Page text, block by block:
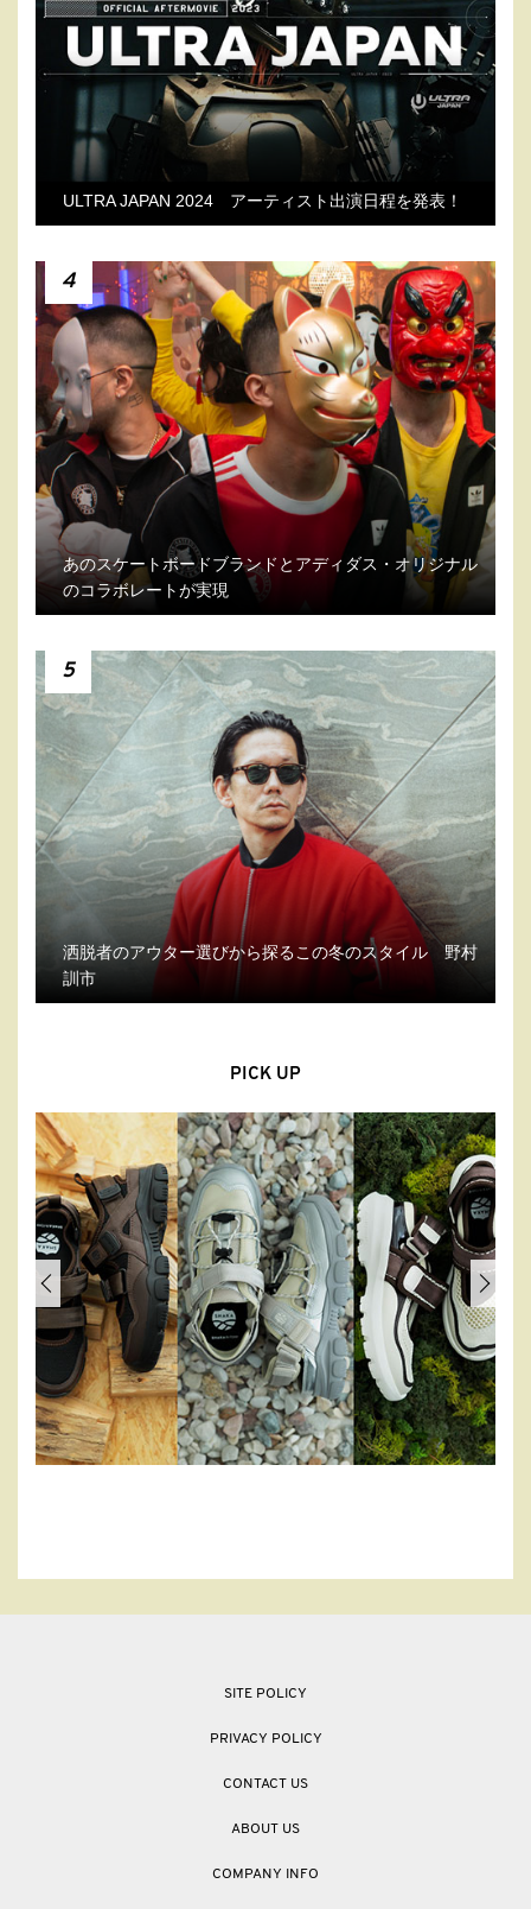
ULTRA JAPAN 2024 アーティスト出演日程を発表！
4
あのスケートボードブランドとアディダス・オリジナル
のコラボレートが実現
5
洒脱者のアウター選びから探るこの冬のスタイル 野村
訓市
PICK UP
SITE POLICY
PRIVACY POLICY
CONTACT US
ABOUT US
COMPANY INFO